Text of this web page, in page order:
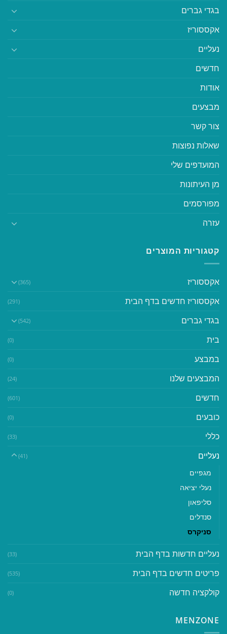
בגדי גברים
אקססוריז
נעליים
חדשים
אודות
מבצעים
צור קשר
שאלות נפוצות
המועדפים שלי
מן העיתונות
מפורסמים
עזרה
קטגוריות המוצרים
אקססוריז (365)
אקססוריז חדשים בדף הבית (291)
בגדי גברים (542)
בית (0)
במבצע (0)
המבצעים שלנו (24)
חדשים (601)
כובעים (0)
כללי (33)
נעליים (41)
מגפיים
נעלי יציאה
סליפאון
סנדלים
סניקרס
נעליים חדשות בדף הבית (33)
פריטים חדשים בדף הבית (535)
קולקציה חדשה (0)
MENZONE